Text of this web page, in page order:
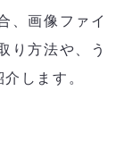
、画像ファイ
り方法や、う
します。